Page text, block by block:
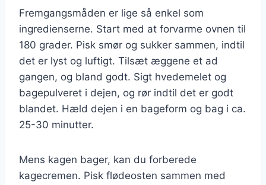
Fremgangsmåden er lige så enkel som
ingredienserne. Start med at forvarme ovnen til
180 grader. Pisk smør og sukker sammen, indtil
det er lyst og luftigt. Tilsæt æggene et ad
gangen, og bland godt. Sigt hvedemelet og
bagepulveret i dejen, og rør indtil det er godt
blandet. Hæld dejen i en bageform og bag i ca.
25-30 minutter.
Mens kagen bager, kan du forberede
kagecremen. Pisk flødeosten sammen med